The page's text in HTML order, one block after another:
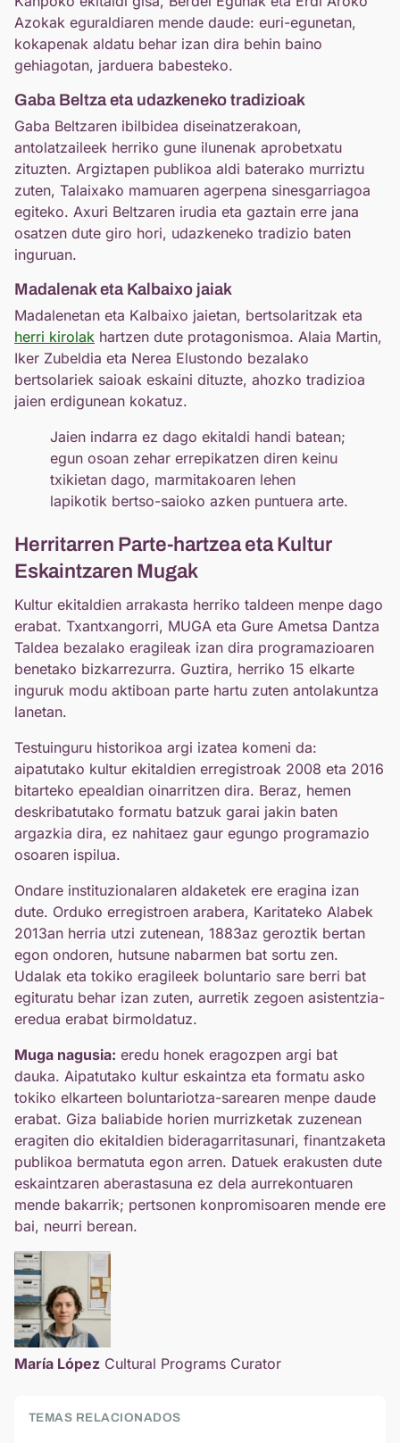
Azokak eguraldiaren mende daude: euri-egunetan,
kokapenak aldatu behar izan dira behin baino
gehiagotan, jarduera babesteko.
Gaba Beltza eta udazkeneko tradizioak
Gaba Beltzaren ibilbidea diseinatzerakoan,
antolatzaileek herriko gune ilunenak aprobetxatu
zituzten. Argiztapen publikoa aldi baterako murriztu
zuten, Talaixako mamuaren agerpena sinesgarriagoa
egiteko. Axuri Beltzaren irudia eta gaztain erre jana
osatzen dute giro hori, udazkeneko tradizio baten
inguruan.
Madalenak eta Kalbaixo jaiak
Madalenetan eta Kalbaixo jaietan, bertsolaritzak eta
herri kirolak hartzen dute protagonismoa. Alaia Martin,
Iker Zubeldia eta Nerea Elustondo bezalako
bertsolariek saioak eskaini dituzte, ahozko tradizioa
jaien erdigunean kokatuz.
Jaien indarra ez dago ekitaldi handi batean;
egun osoan zehar errepikatzen diren keinu
txikietan dago, marmitakoaren lehen
lapikotik bertso-saioko azken puntuera arte.
Herritarren Parte-hartzea eta Kultur
Eskaintzaren Mugak
Kultur ekitaldien arrakasta herriko taldeen menpe dago
erabat. Txantxangorri, MUGA eta Gure Ametsa Dantza
Taldea bezalako eragileak izan dira programazioaren
benetako bizkarrezurra. Guztira, herriko 15 elkarte
inguruk modu aktiboan parte hartu zuten antolakuntza
lanetan.
Testuinguru historikoa argi izatea komeni da:
aipatutako kultur ekitaldien erregistroak 2008 eta 2016
bitarteko epealdian oinarritzen dira. Beraz, hemen
deskribatutako formatu batzuk garai jakin baten
argazkia dira, ez nahitaez gaur egungo programazio
osoaren ispilua.
Ondare instituzionalaren aldaketek ere eragina izan
dute. Orduko erregistroen arabera, Karitateko Alabek
2013an herria utzi zutenean, 1883az geroztik bertan
egon ondoren, hutsune nabarmen bat sortu zen.
Udalak eta tokiko eragileek boluntario sare berri bat
egituratu behar izan zuten, aurretik zegoen asistentzia-
eredua erabat birmoldatuz.
Muga nagusia: eredu honek eragozpen argi bat
dauka. Aipatutako kultur eskaintza eta formatu asko
tokiko elkarteen boluntariotza-sarearen menpe daude
erabat. Giza baliabide horien murrizketak zuzenean
eragiten dio ekitaldien bideragarritasunari, finantzaketa
publikoa bermatuta egon arren. Datuek erakusten dute
eskaintzaren aberastasuna ez dela aurrekontuaren
mende bakarrik; pertsonen konpromisoaren mende ere
bai, neurri berean.
María López Cultural Programs Curator
TEMAS RELACIONADOS